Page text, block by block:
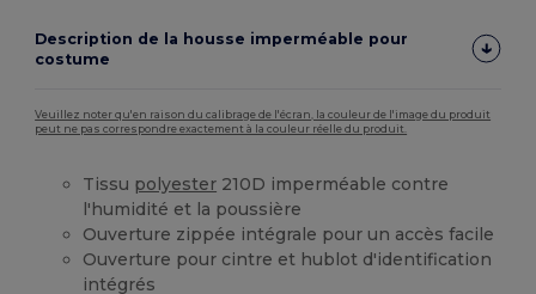
Description de la housse imperméable pour
costume
Veuillez noter qu'en raison du calibrage de l'écran, la couleur de l'image du produit
peut ne pas correspondre exactement à la couleur réelle du produit.
Tissu polyester 210D imperméable contre
l'humidité et la poussière
Ouverture zippée intégrale pour un accès facile
Ouverture pour cintre et hublot d'identification
intégrés